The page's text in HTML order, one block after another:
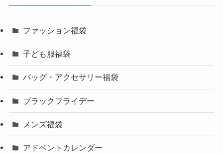
ファッション福袋
子ども服福袋
バッグ・アクセサリー福袋
ブラックフライデー
メンズ福袋
アドベントカレンダー